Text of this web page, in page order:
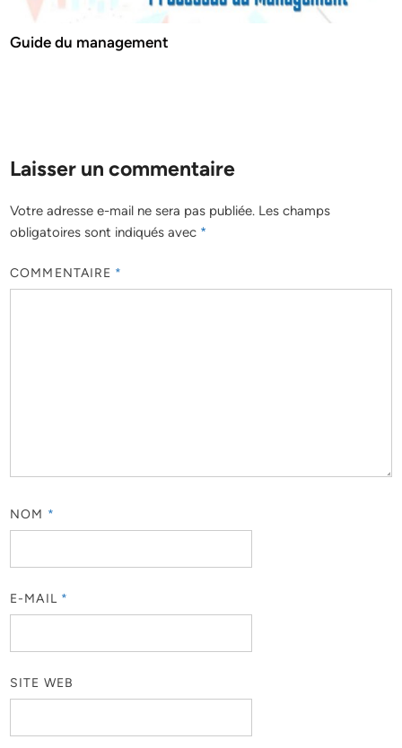
Guide du management
Laisser un commentaire
Votre adresse e-mail ne sera pas publiée. Les champs
obligatoires sont indiqués avec *
COMMENTAIRE *
NOM *
E-MAIL *
SITE WEB